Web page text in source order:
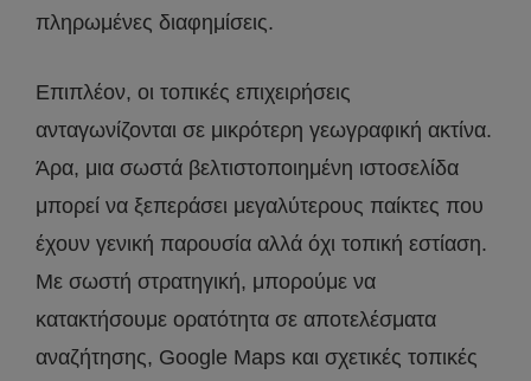
πληρωμένες διαφημίσεις.
Επιπλέον, οι τοπικές επιχειρήσεις
ανταγωνίζονται σε μικρότερη γεωγραφική ακτίνα.
Άρα, μια σωστά βελτιστοποιημένη ιστοσελίδα
μπορεί να ξεπεράσει μεγαλύτερους παίκτες που
έχουν γενική παρουσία αλλά όχι τοπική εστίαση.
Με σωστή στρατηγική, μπορούμε να
κατακτήσουμε ορατότητα σε αποτελέσματα
αναζήτησης, Google Maps και σχετικές τοπικές